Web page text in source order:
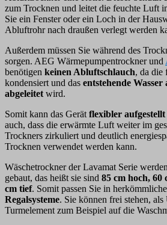
zum Trocknen und leitet die feuchte Luft
Sie ein Fenster oder ein Loch in der
Abluftrohr nach draußen verlegt werden
Außerdem müssen Sie während des
sorgen. AEG Wärmepumpentrockner und
benötigen keinen Abluftschlauch, da die
kondensiert und das entstehende
abgeleitet wird.
Somit kann das Gerät flexibler aufgestellt
auch, dass die erwärmte Luft weiter im
Trockners zirkuliert und deutlich
Trocknen verwendet werden kann.
Wäschetrockner der Lavamat Serie
gebaut, das heißt sie sind 85 cm hoch, 60
cm tief. Somit passen Sie in herkömmliche
Regalsysteme. Sie können frei stehen,
Turmelement zum Beispiel auf die